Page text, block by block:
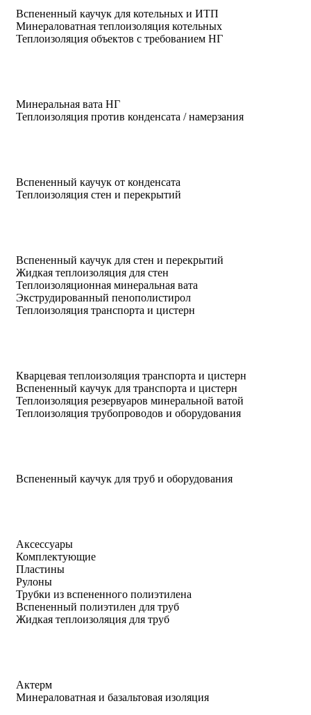
Вспененный каучук для котельных и ИТП
Минераловатная теплоизоляция котельных
Теплоизоляция объектов с требованием НГ
Минеральная вата НГ
Теплоизоляция против конденсата / намерзания
Вспененный каучук от конденсата
Теплоизоляция стен и перекрытий
Вспененный каучук для стен и перекрытий
Жидкая теплоизоляция для стен
Теплоизоляционная минеральная вата
Экструдированный пенополистирол
Теплоизоляция транспорта и цистерн
Кварцевая теплоизоляция транспорта и цистерн
Вспененный каучук для транспорта и цистерн
Теплоизоляция резервуаров минеральной ватой
Теплоизоляция трубопроводов и оборудования
Вспененный каучук для труб и оборудования
Аксессуары
Комплектующие
Пластины
Рулоны
Трубки из вспененного полиэтилена
Вспененный полиэтилен для труб
Жидкая теплоизоляция для труб
Актерм
Минераловатная и базальтовая изоляция